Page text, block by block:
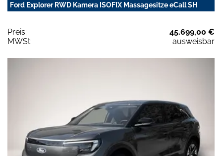
Ford Explorer RWD Kamera ISOFIX Massagesitze eCall SH
Preis:
45.699,00 €
MWSt:
ausweisbar